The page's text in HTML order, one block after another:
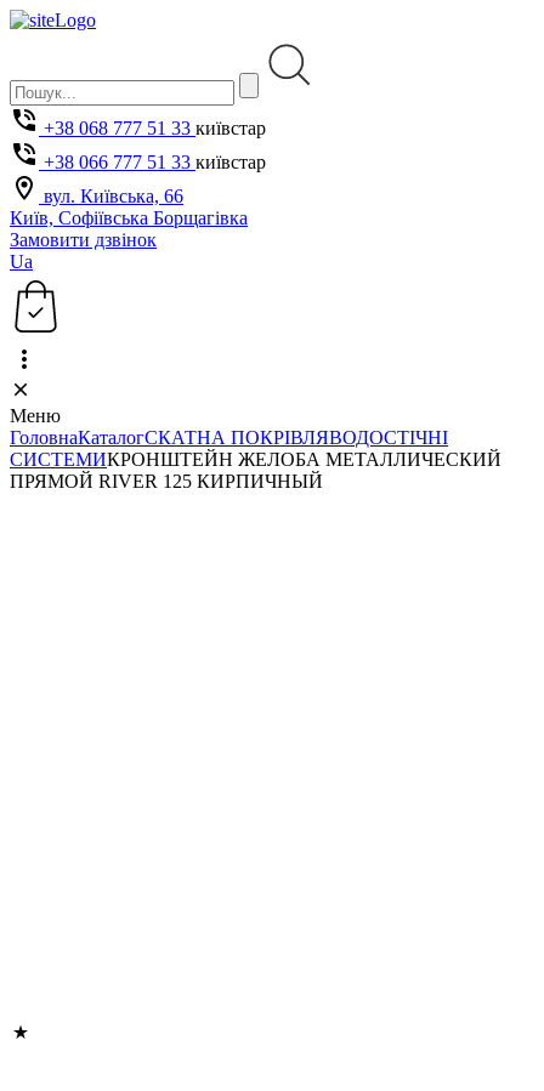
+38 068 777 51 33 київстар
+38 066 777 51 33 київстар
вул. Київська, 66
Київ, Софіївська Борщагівка
Замовити дзвінок
Ua
Меню
ГоловнаКаталогСКАТНА ПОКРІВЛЯВОДОСТІЧНІ
СИСТЕМИКРОНШТЕЙН ЖЕЛОБА МЕТАЛЛИЧЕСКИЙ
ПРЯМОЙ RIVER 125 КИРПИЧНЫЙ